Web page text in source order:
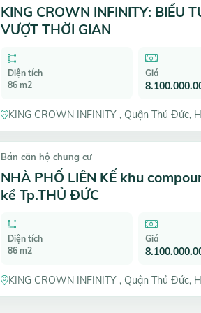
KING CROWN INFINITY: BIỂU
VƯỢT THỜI GIAN
Diện tích
86 m2
Giá
KING CROWN INFINITY , Quận Thủ Đức,
Bán căn hộ chung cư
NHÀ PHỐ LIÊN KẾ khu
kề Tp.THỦ ĐỨC
Diện tích
86 m2
Giá
KING CROWN INFINITY , Quận Thủ Đức,